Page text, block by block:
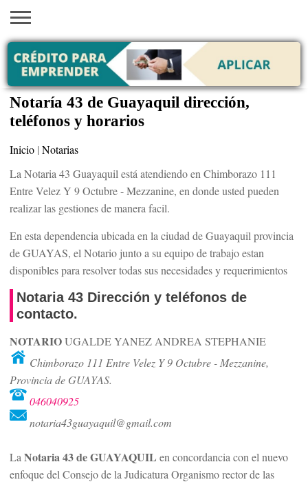
INICIO
AYUDAS
ECONÓMICAS
VACANTES
EN EEUU
SACA
TU
EMPLEOS
TRÁMITES
PRÉSTAMOS
CURSOS
HOGAR
BELLEZA
Notaría 43 de Guayaquil dirección,
teléfonos y horarios
Inicio | Notarias
La Notaria 43 Guayaquil está atendiendo en Chimborazo 111
Entre Velez Y 9 Octubre - Mezzanine, en donde usted pueden
realizar las gestiones de manera facil.
En esta dependencia ubicada en la ciudad de Guayaquil provincia
de GUAYAS, el Notario junto a su equipo de trabajo estan
disponibles para resolver todas sus necesidades y requerimientos
Notaria 43 Dirección y teléfonos de
contacto.
NOTARIOUGALDE YANEZ ANDREA STEPHANIE
Chimborazo 111 Entre Velez Y 9 Octubre - Mezzanine,
Provincia de GUAYAS.
046040925
notaria43guayaquil@gmail.com
La Notaria 43 de GUAYAQUIL en concordancia con el nuevo
enfoque del Consejo de la Judicatura Organismo rector de las